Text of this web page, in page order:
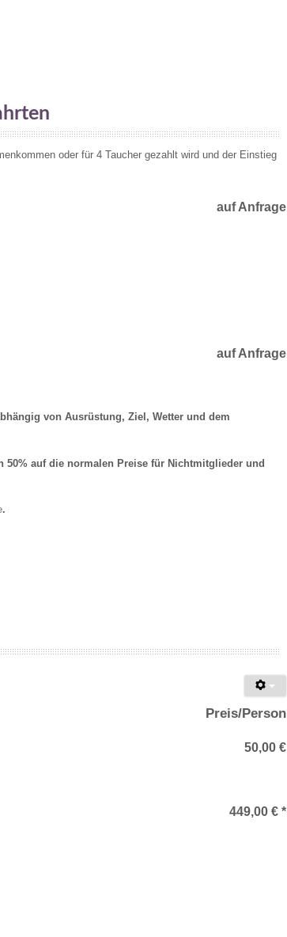
oder für 4 Taucher gezahlt wird und der Einstieg
auf Anfrage
auf Anfrage
von Ausrüstung, Ziel, Wetter und dem
50% auf die normalen Preise für Nichtmitglieder und
.
Preis/Person
50,00 €
449,00 € *